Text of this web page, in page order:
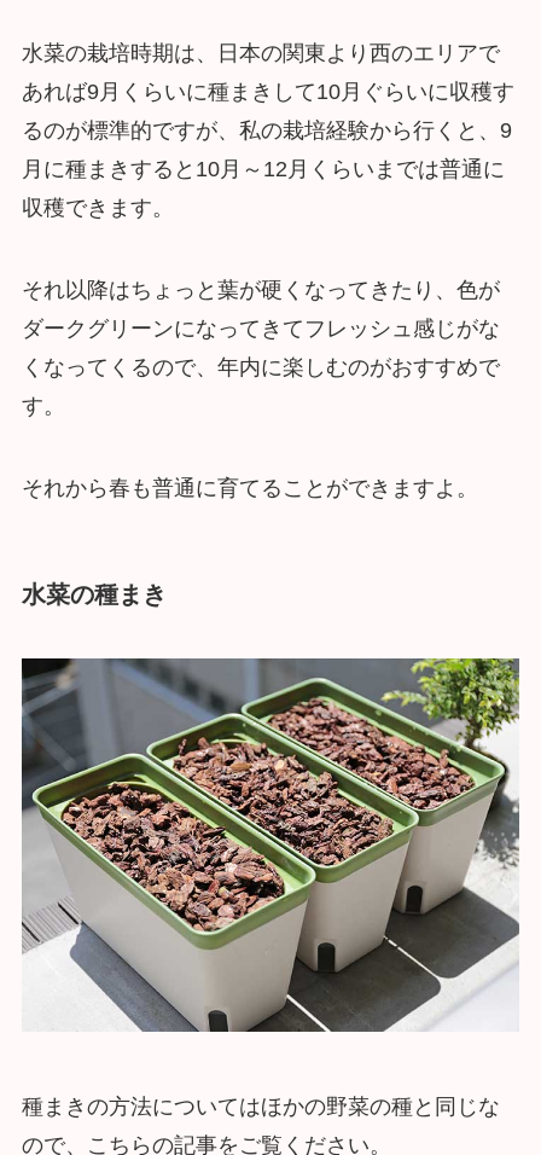
水菜の栽培時期は、日本の関東より西のエリアで
あれば9月くらいに種まきして10月ぐらいに収穫す
るのが標準的ですが、私の栽培経験から行くと、9
月に種まきすると10月～12月くらいまでは普通に
収穫できます。
それ以降はちょっと葉が硬くなってきたり、色が
ダークグリーンになってきてフレッシュ感じがな
くなってくるので、年内に楽しむのがおすすめで
す。
それから春も普通に育てることができますよ。
水菜の種まき
種まきの方法についてはほかの野菜の種と同じな
ので、こちらの記事をご覧ください。